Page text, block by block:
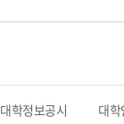
대학정보공시 대